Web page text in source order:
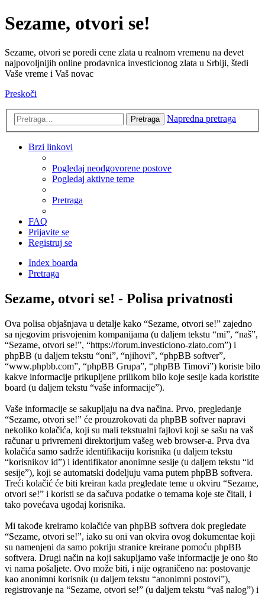
Sezame, otvori se!
Sezame, otvori se poredi cene zlata u realnom vremenu na devet
najpovoljnijih online prodavnica investicionog zlata u Srbiji, štedi
Vaše vreme i Vaš novac
Preskoči
Pretraga Napredna pretraga
Brzi linkovi
Pogledaj neodgovorene postove
Pogledaj aktivne teme
Pretraga
FAQ
Prijavite se
Registruj se
Index boarda
Pretraga
Sezame, otvori se! - Polisa privatnosti
Ova polisa objašnjava u detalje kako “Sezame, otvori se!” zajedno
sa njegovim prisvojenim kompanijama (u daljem tekstu “mi”, “naš”,
“Sezame, otvori se!”, “https://forum.investiciono-zlato.com”) i
phpBB (u daljem tekstu “oni”, “njihovi”, “phpBB softver”,
“www.phpbb.com”, “phpBB Grupa”, “phpBB Timovi”) koriste bilo
kakve informacije prikupljene prilikom bilo koje sesije kada koristite
board (u daljem tekstu “vaše informacije”).
Vaše informacije se sakupljaju na dva načina. Prvo, pregledanje
“Sezame, otvori se!” će prouzrokovati da phpBB softver napravi
nekoliko kolačića, koji su mali tekstualni fajlovi koji se sašu na vaš
računar u privremeni direktorijum vašeg web browser-a. Prva dva
kolačića samo sadrže identifikaciju korisnika (u daljem tekstu
“korisnikov id”) i identifikator anonimne sesije (u daljem tekstu “id
sesije”), koji se automatski dodeljuju vama putem phpBB softvera.
Treći kolačić će biti kreiran kada pregledate teme u okviru “Sezame,
otvori se!” i koristi se da sačuva podatke o temama koje ste čitali, i
tako povećava ugođaj korisnika.
Mi takođe kreiramo kolačiće van phpBB softvera dok pregledate
“Sezame, otvori se!”, iako su oni van okvira ovog dokumentae koji
su namenjeni da samo pokriju stranice kreirane pomoću phpBB
softvera. Drugi način na koji sakupljamo vaše informacije je ono što
vi nama pošaljete. Ovo može biti, i nije ograničeno na: postovanje
kao anonimni korisnik (u daljem tekstu “anonimni postovi”),
registrovanje na “Sezame, otvori se!” (u daljem tekstu “vaš nalog”) i